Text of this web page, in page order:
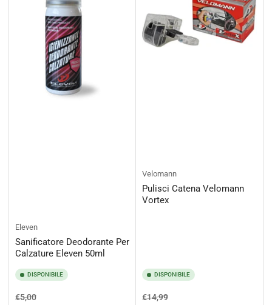
Eleven
Sanificatore Deodorante Per
Calzature Eleven 50ml
DISPONIBILE
Prezzo
€5,00Prezzo
Velomann
Pulisci Catena Velomann
Vortex
DISPONIBILE
Prezzo
€14,99Prezzo